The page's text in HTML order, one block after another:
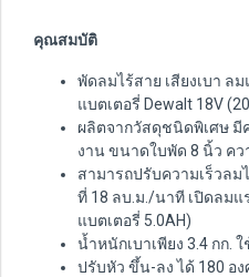
คุณสมบัติ
พัดลมไร้สาย เสียงเบา ล
แบตเตอรี่ Dewalt 18V
ผลิตจากวัสดุชนิดพิเศษ
งาน ขนาดใบพัด 8 นิ้ว คว
สามารถปรับความเร็วลม
ที่ 18 ลบ.ม./นาที เปิดลมแ
แบตเตอรี่ 5.0AH)
น้ำหนักเบาเพียง 3.4 กก.
ปรับหัว ขึ้น-ลง ได้ 180 อ